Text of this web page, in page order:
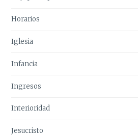
Horarios
Iglesia
Infancia
Ingresos
Interioridad
Jesucristo